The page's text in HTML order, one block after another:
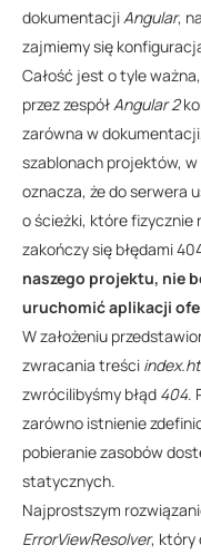
  <meta
name=
  <
link rel=
</head>
<body>
<app-
<script type=
dokumentacji Angular,
zajmiemy się
Całość jest o tyle
przez zespół Angular 2
zarówna w
szablonach projektów,
oznacza, że do serwera
o ścieżki, które fizycznie
zakończy się błędami
naszego projektu, nie
uruchomić aplikacji
W założeniu
zwracania treści
zwrócilibyśmy błąd 404.
zarówno istnienie
pobieranie zasobów
statycznych.
Najprostszym
ErrorViewResolver, który